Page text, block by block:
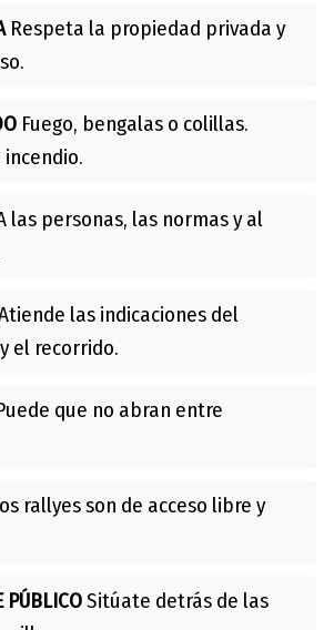
Respeta la propiedad privada y
Fuego, bengalas o colillas.
incendio.
las personas, las normas y al
las indicaciones del
el recorrido.
que no abran entre
rallyes son de acceso libre y
PÚBLICOSitúate detrás de las